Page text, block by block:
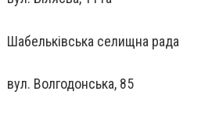
Шабельківська селищна рада
вул. Волгодонська, 85